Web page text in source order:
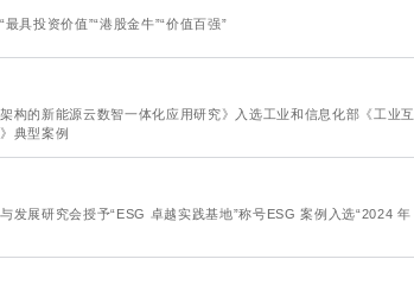
具投资价值”“港股金牛”“价值百强”
构的新能源云数智一体化应用研究》入选工业和信息化部《工业互
典型案例
发展研究会授予“ESG 卓越实践基地”称号ESG 案例入选“2024 年